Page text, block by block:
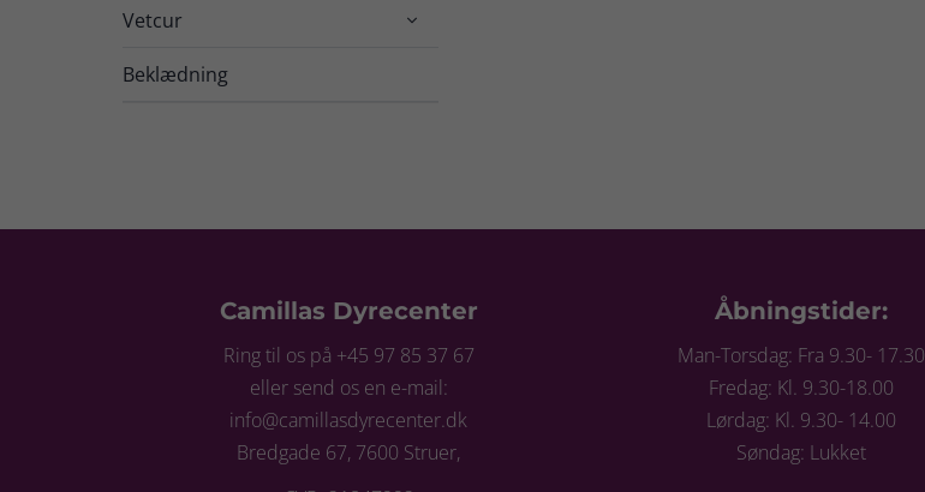
Vetcur 
Beklædning
Camillas Dyrecenter
Ring til os på +45 97 85 37 67
eller send os en e-mail:
info@camillasdyrecenter.dk
Bredgade 67, 7600 Struer,
Åbningstider:
Man-Torsdag: Fra 9.30- 17.30
Fredag: Kl. 9.30-18.00
Lørdag: Kl. 9.30- 14.00
Søndag: Lukket